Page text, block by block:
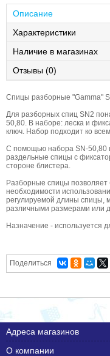
Описание
Характеристики
Наличие в магазинах
Отзывы (0)
Спицы разборные "Gamma"
Для разборных спиц SN2
50,80. В наборе: леска и
ключ. Набор подходит ко
С помощью набора SN-50,80
раздельные спицы с
стороне блистера.
Разборные спицы позволяет
необходимости
регулируемой длины спицы,
различными размерами или
Назначение - используется
Поделиться
Адреса магазинов
О компании